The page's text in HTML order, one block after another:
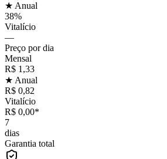
★ Anual
38%
Vitalício
—
Preço por dia
Mensal
R$ 1,33
★ Anual
R$ 0,82
Vitalício
R$ 0,00*
7
dias
Garantia total